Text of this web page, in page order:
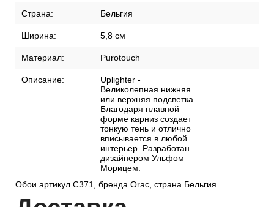
Стиль:
Purotouch
Uplighter -
Великолепная нижняя
или верхняя подсветка.
Благодаря плавной
форме карниз создает
тонкую тень и отлично
вписывается в любой
интерьер. Разработан
дизайнером Ульфом
Морицем.